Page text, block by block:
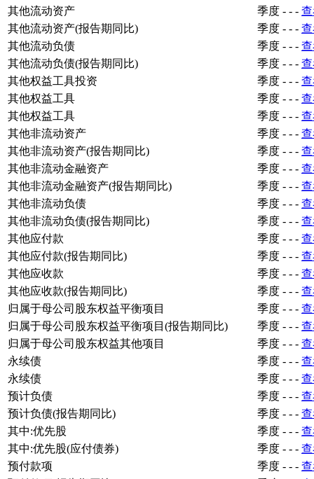
其他流动资产
季度 - - -
其他流动资产(报告期同比)
季度 - - -
其他流动负债
季度 - - -
其他流动负债(报告期同比)
季度 - - -
其他权益工具投资
季度 - - -
其他权益工具
季度 - - -
其他权益工具
季度 - - -
其他非流动资产
季度 - - -
其他非流动资产(报告期同比)
季度 - - -
其他非流动金融资产
季度 - - -
其他非流动金融资产(报告期同比)
季度 - - -
其他非流动负债
季度 - - -
其他非流动负债(报告期同比)
季度 - - -
其他应付款
季度 - - -
其他应付款(报告期同比)
季度 - - -
其他应收款
季度 - - -
其他应收款(报告期同比)
季度 - - -
归属于母公司股东权益平衡项目
季度 - - -
归属于母公司股东权益平衡项目(报告期同比)
季度 - - -
归属于母公司股东权益其他项目
季度 - - -
永续债
季度 - - -
永续债
季度 - - -
预计负债
季度 - - -
预计负债(报告期同比)
季度 - - -
其中:优先股
季度 - - -
其中:优先股(应付债券)
季度 - - -
预付款项
季度 - - -